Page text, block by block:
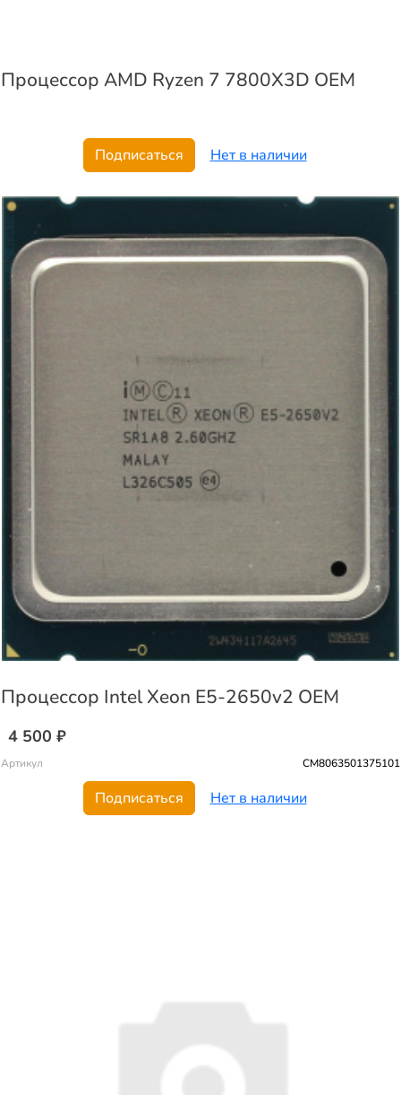
Процессор AMD Ryzen 7 7800X3D OEM
Подписаться Нет в наличии
Процессор Intel Xeon E5-2650v2 OEM
4 500 ₽
Артикул CM8063501375101
Подписаться Нет в наличии